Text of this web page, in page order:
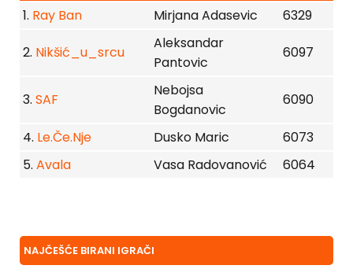
1. Ray Ban Mirjana Adasevic 6329
2. Nikšić_u_srcu
Aleksandar
Pantovic
6097
3. SAF
Nebojsa
Bogdanovic
6090
4. Le.Če.Nje Dusko Maric
6073
5. Avala Vasa Radovanović 6064
NAJČEŠĆE BIRANI IGRAČI